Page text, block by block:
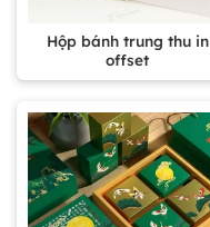
Hộp bánh trung thu in
offset